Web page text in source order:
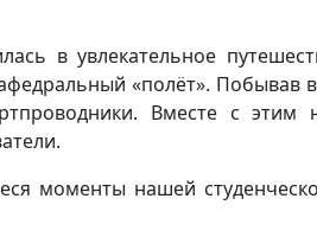
в увлекательное
«полёт». Побывав в
Вместе с этим
моменты нашей